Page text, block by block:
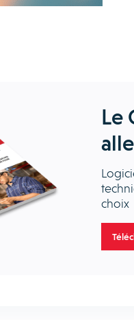
Le
choix